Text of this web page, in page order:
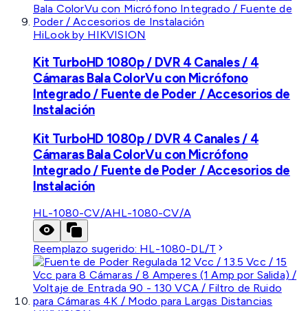
HiLook by HIKVISION
Kit TurboHD 1080p / DVR 4 Canales / 4
Cámaras Bala ColorVu con Micrófono
Integrado / Fuente de Poder / Accesorios de
Instalación
Kit TurboHD 1080p / DVR 4 Canales / 4
Cámaras Bala ColorVu con Micrófono
Integrado / Fuente de Poder / Accesorios de
Instalación
HL-1080-CV/AHL-1080-CV/A
Reemplazo sugerido: HL-1080-DL/T